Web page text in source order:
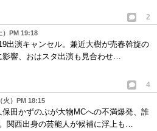
2
）PM 19:18
出演キャンセル。兼近大樹が売春斡旋の
影響、おはスタ出演も見合わせ…
4
火）PM 18:15
保田かずのぶが大物MCへの不満爆発、誰
関西出身の芸能人が候補に浮上も…